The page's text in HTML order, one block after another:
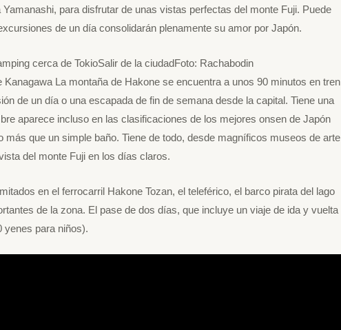
para disfrutar de unas vistas perfectas del monte Fuji. Puede
de un día consolidarán plenamente su amor por Japón.
cerca de TokioSalir de la ciudadFoto: Rachabodin
La montaña de Hakone se encuentra a unos 90 minutos en tren
de un día o una escapada de fin de semana desde la capital. Tiene una
aparece incluso en las clasificaciones de los mejores onsen de Japón
que un simple baño. Tiene de todo, desde magníficos museos de arte
del monte Fuji en los días claros.
en el ferrocarril Hakone Tozan, el teleférico, el barco pirata del lago
de la zona. El pase de dos días, que incluye un viaje de ida y vuelta
yenes para niños).